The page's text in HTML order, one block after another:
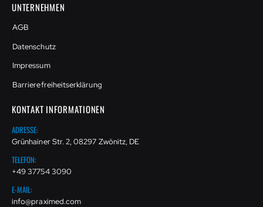
UNTERNEHMEN
AGB
Datenschutz
Impressum
Barrierefreiheitserklärung
KONTAKT INFORMATIONEN
ADRESSE:
Grünhainer Str. 2, 08297 Zwönitz, DE
TELEFON:
+49 37754 3090
E-MAIL:
info@praximed.com